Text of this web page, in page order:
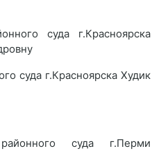
суда г.Красноярска
суда г.Красноярска Худик
суда г.Перми